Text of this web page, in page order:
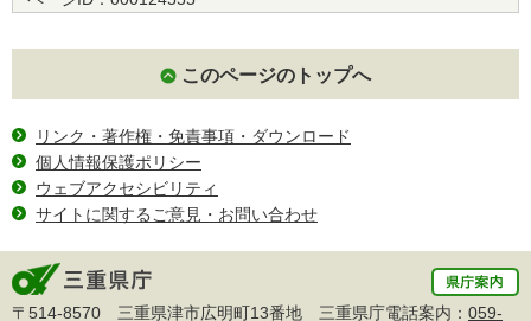
このページのトップへ
リンク・著作権・免責事項・ダウンロード
個人情報保護ポリシー
ウェブアクセシビリティ
サイトに関するご意見・お問い合わせ
〒514-8570 三重県津市広明町13番地 三重県庁電話案内： 059-